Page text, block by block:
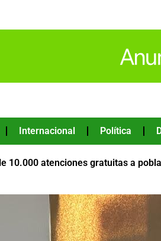
Internacional Política
10.000 atenciones gratuitas a